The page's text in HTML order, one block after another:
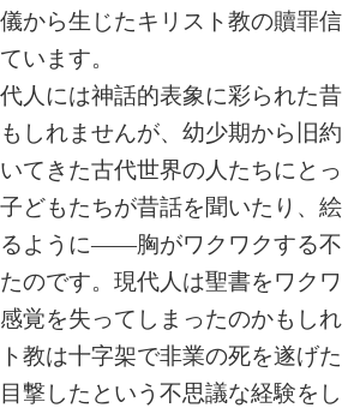
から生じたキリスト教の贖罪信
います。
人には神話的表象に彩られた昔
しれませんが、幼少期から旧約
てきた古代世界の人たちにとっ
どもたちが昔話を聞いたり、絵
ように――胸がワクワクする不
のです。現代人は聖書をワクワ
覚を失ってしまったのかもしれ
教は十字架で非業の死を遂げた
撃したという不思議な経験をし